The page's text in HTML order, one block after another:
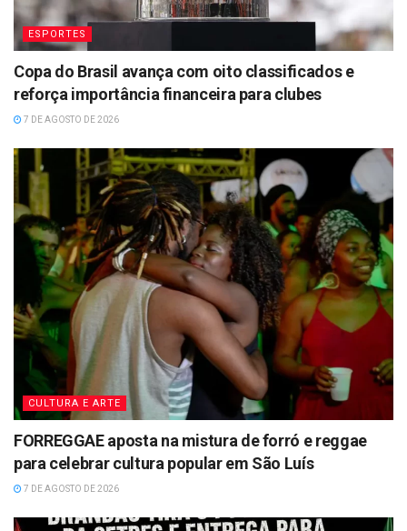
ESPORTES
Copa do Brasil avança com oito classificados e
reforça importância financeira para clubes
7 DE AGOSTO DE 2026
CULTURA E ARTE
FORREGGAE aposta na mistura de forró e reggae
para celebrar cultura popular em São Luís
7 DE AGOSTO DE 2026